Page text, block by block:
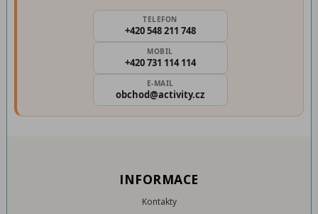
TELEFON
+420 548 211 748
MOBIL
+420 731 114 114
E-MAIL
obchod@activity.cz
INFORMACE
Kontakty